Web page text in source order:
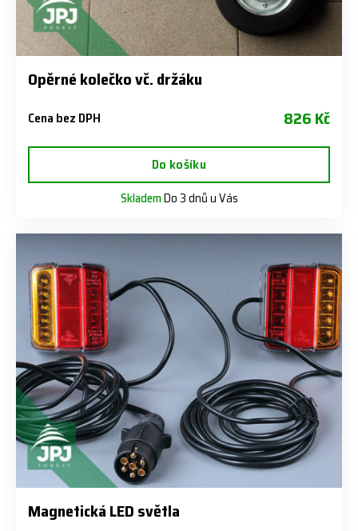
Opěrné kolečko vč. držáku
Cena bez DPH 826 Kč
Do košíku
SklademDo 3 dnů u Vás
Magnetická LED světla